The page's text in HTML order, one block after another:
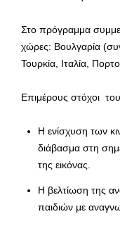
Στο πρόγραμμα
χώρες: Βουλγαρία
Τουρκία, Ιταλία,
Επιμέρους στόχοι
Η ενίσχυση των
διάβασμα στη
της εικόνας.
Η βελτίωση της
παιδιών με